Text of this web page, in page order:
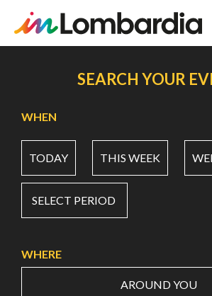
content
SEARCH YOUR
WHEN
TODAY THIS WEEK
SELECT PERIOD
WHERE
AROUND YOU